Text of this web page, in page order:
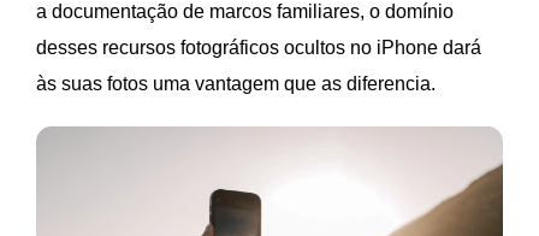
a documentação de marcos familiares, o domínio
desses recursos fotográficos ocultos no iPhone dará
às suas fotos uma vantagem que as diferencia.